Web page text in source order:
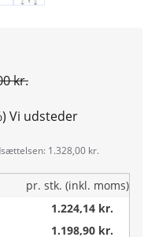
kr.
Vi udsteder
1.328,00 kr.
pr. stk. (inkl. moms)
1.224,14 kr.
1.198,90 kr.